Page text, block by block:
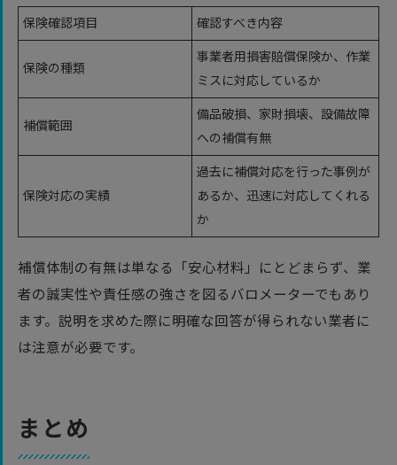
保険確認項目 確認すべき内容
保険の種類
事業者用損害賠償保険か、作業
ミスに対応しているか
補償範囲
備品破損、家財損壊、設備故障
への補償有無
保険対応の実績
過去に補償対応を行った事例が
あるか、迅速に対応してくれる
か
補償体制の有無は単なる「安心材料」にとどまらず、業
者の誠実性や責任感の強さを図るバロメーターでもあり
ます。説明を求めた際に明確な回答が得られない業者に
は注意が必要です。
まとめ